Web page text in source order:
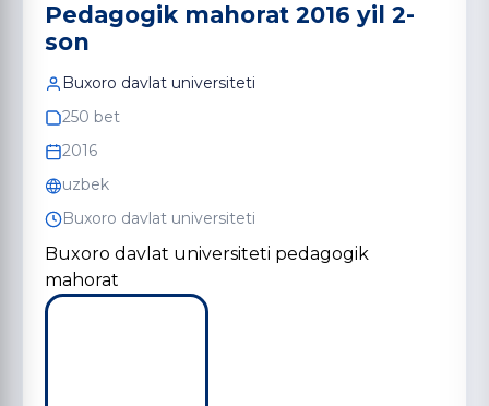
Pedagogik mahorat 2016 yil 2-
son
Buxoro davlat universiteti
250 bet
2016
uzbek
Buxoro davlat universiteti
Buxoro davlat universiteti pedagogik
mahorat